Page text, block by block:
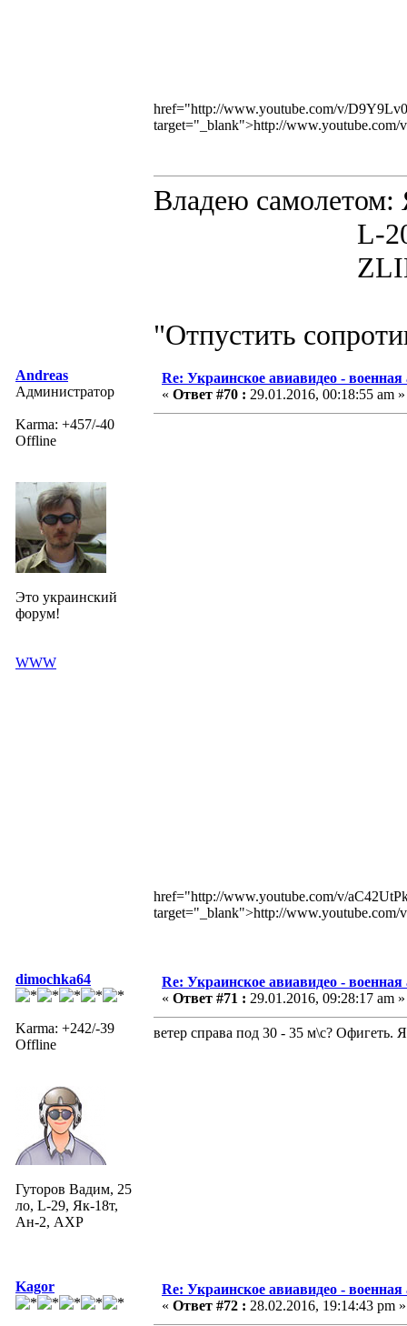
href="http://www.youtube.com/v/
target="_blank">http://
Владею
L-200D
ZLIN 526
"Отпустить
Andreas
Администратор
Karma: +457/-40
Offline
Это украинский
форум!
WWW
Re: Украинское авиавидео -
« Ответ #70 : 29.01.2016, 00:18:55 am »
href="http://www.youtube.com/v/
target="_blank">http://
dimochka64
Karma: +242/-39
Offline
Гуторов Вадим, 25
ло, L-29, Як-18т,
Ан-2, АХР
Re: Украинское авиавидео -
« Ответ #71 : 29.01.2016, 09:28:17 am »
ветер справа под 30 - 35 м\с? Офигеть.
Kagor
Re: Украинское авиавидео -
« Ответ #72 : 28.02.2016, 19:14:43 pm »